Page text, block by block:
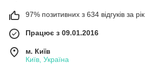
97% позитивних з 634 відгуків за рік
Працює з 09.01.2016
м. Київ
Київ, Україна